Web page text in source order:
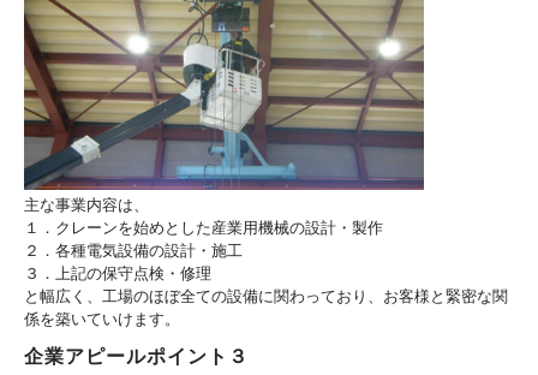
主な事業内容は、
１．クレーンを始めとした産業用機械の設計・製作
２．各種電気設備の設計・施工
３．上記の保守点検・修理
と幅広く、工場のほぼ全ての設備に関わっており、お客様と緊密な関
係を築いていけます。
企業アピールポイント３